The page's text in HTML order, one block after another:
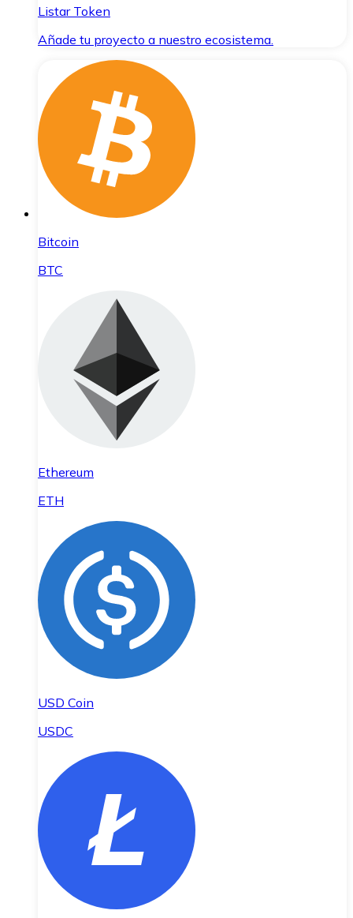
Listar Token
Añade tu proyecto a nuestro ecosistema.
Bitcoin
BTC
Ethereum
ETH
USD Coin
USDC